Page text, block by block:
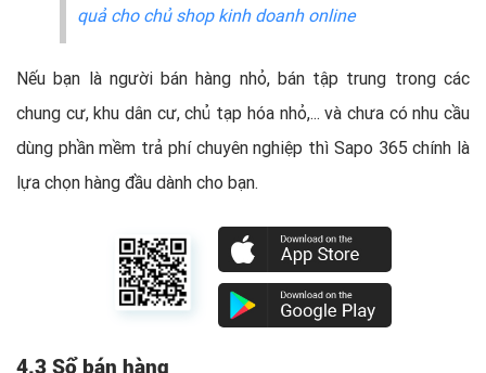
quả cho chủ shop kinh doanh online
Nếu bạn là người bán hàng nhỏ, bán tập trung trong các
chung cư, khu dân cư, chủ tạp hóa nhỏ,... và chưa có nhu cầu
dùng phần mềm trả phí chuyên nghiệp thì Sapo 365 chính là
lựa chọn hàng đầu dành cho bạn.
4.3 Sổ bán hàng